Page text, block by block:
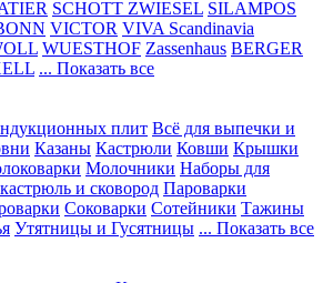
SCHOTT ZWIESEL SILAMPOS
VICTOR VIVA Scandinavia
WUESTHOF Zassenhaus BERGER
... Показать все
плит Всё для выпечки и
Казаны Кастрюли Ковши Крышки
Молочники Наборы для
и сковород Пароварки
Соковарки Сотейники Тажины
Утятницы и Гусятницы ... Показать все